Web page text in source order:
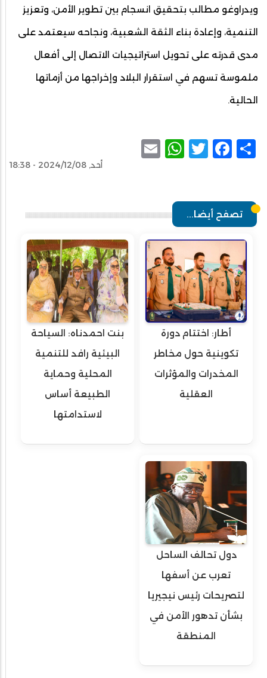
ويدراوغو مطالب بتحقيق انسجام بين تطوير الأمن، وتعزيز
التنمية، وإعادة بناء الثقة الشعبية، ونجاحه سيعتمد على
مدى قدرته على تحويل استراتيجيات الاتصال إلى أفعال
ملموسة تسهم في استقرار البلاد وإخراجها من أزماتها
الحالية.
Share
Facebook
Twitter
WhatsApp
أحد, 2024/12/08 - 18:38
تصفح أيضا...
أطار: اختتام دورة
تكوينية حول مخاطر
المخدرات والمؤثرات
العقلية
بنت احمدناه: السياحة
البيئية رافد للتنمية
المحلية وحماية
الطبيعة أساس
لاستدامتها
دول تحالف الساحل
تعرب عن أسفها
لتصريحات رئيس نيجيريا
بشأن تدهور الأمن في
المنطقة